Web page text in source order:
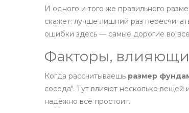
И одного и того же правильного
скажет: лучше лишний раз
ошибки здесь — самые дорогие во
Факторы,
Когда рассчитываешь размер
соседа". Тут влияют несколько вещей
надёжно всё простоит.